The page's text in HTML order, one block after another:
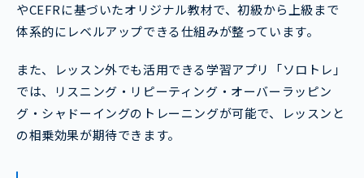
やCEFRに基づいたオリジナル教材で、初級から上級まで
体系的にレベルアップできる仕組みが整っています。
また、レッスン外でも活用できる学習アプリ「ソロトレ」
では、リスニング・リピーティング・オーバーラッピン
グ・シャドーイングのトレーニングが可能で、レッスンと
の相乗効果が期待できます。